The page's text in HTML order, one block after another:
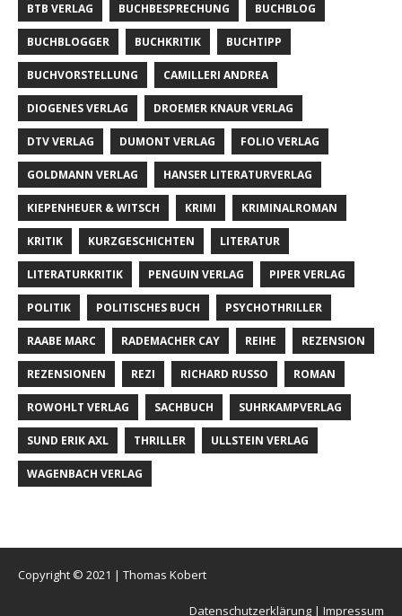
BTB VERLAG BUCHBESPRECHUNG BUCHBLOG
BUCHBLOGGER BUCHKRITIK BUCHTIPP
BUCHVORSTELLUNG CAMILLERI ANDREA
DIOGENES VERLAG DROEMER KNAUR VERLAG
DTV VERLAG DUMONT VERLAG FOLIO VERLAG
GOLDMANN VERLAG HANSER LITERATURVERLAG
KIEPENHEUER & WITSCH KRIMI KRIMINALROMAN
KRITIK KURZGESCHICHTEN LITERATUR
LITERATURKRITIK PENGUIN VERLAG PIPER VERLAG
POLITIK POLITISCHES BUCH PSYCHOTHRILLER
RAABE MARC RADEMACHER CAY REIHE REZENSION
REZENSIONEN REZI RICHARD RUSSO ROMAN
ROWOHLT VERLAG SACHBUCH SUHRKAMPVERLAG
SUND ERIK AXL THRILLER ULLSTEIN VERLAG
WAGENBACH VERLAG
Copyright © 2021 | Thomas Kobert
Datenschutzerklärung | Impressum